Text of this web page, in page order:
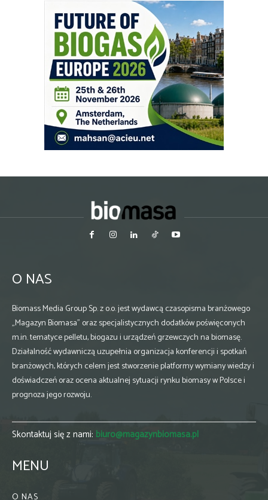
O NAS
Biomass Media Group Sp. z o.o. jest wydawcą czasopisma branżowego
„Magazyn Biomasa” oraz specjalistycznych dodatków poświęconych
m.in. tematyce pelletu, biogazu i urządzeń grzewczych na biomasę.
Działalność wydawniczą uzupełnia organizacja konferencji i spotkań
branżowych, których celem jest stworzenie platformy wymiany wiedzy i
doświadczeń oraz ocena aktualnej sytuacji rynku biomasy w Polsce i
prognoza jego rozwoju.
Skontaktuj się z nami: biuro@magazynbiomasa.pl
MENU